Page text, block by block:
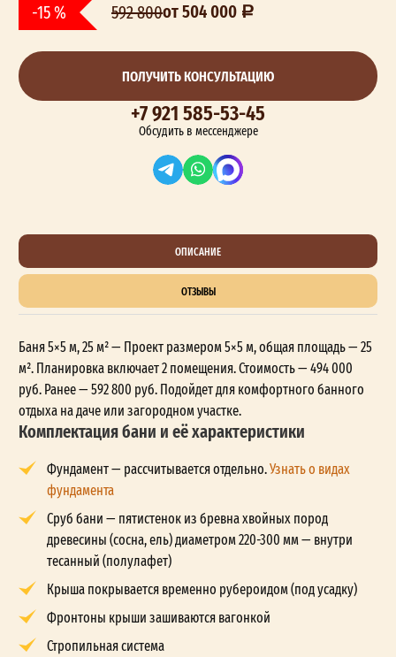
-15 % 592 800от 504 000
ПОЛУЧИТЬ КОНСУЛЬТАЦИЮ
+7 921 585-53-45
Обсудить в мессенджере
ОПИСАНИЕ
ОТЗЫВЫ
Баня 5×5 м, 25 м² — Проект размером 5×5 м, общая площадь — 25
м². Планировка включает 2 помещения. Стоимость — 494 000
руб. Ранее — 592 800 руб. Подойдет для комфортного банного
отдыха на даче или загородном участке.
Комплектация бани и её характеристики
Фундамент — рассчитывается отдельно.Узнать о видах
фундамента
Сруб бани — пятистенок из бревна хвойных пород
древесины (сосна, ель) диаметром 220-300 мм — внутри
тесанный (полулафет)
Крыша покрывается временно рубероидом (под усадку)
Фронтоны крыши зашиваются вагонкой
Стропильная система